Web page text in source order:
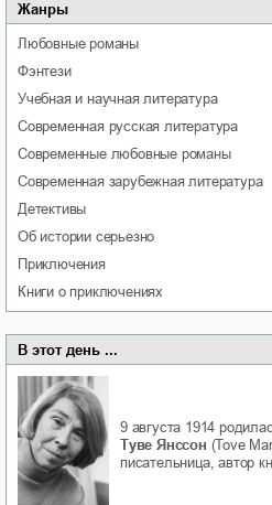
Жанры
любовные романы
фэнтези
учебная и научная литература
современная русская литература
современные любовные романы
современная зарубежная литература
детективы
об истории серьезно
приключения
книги о приключениях
В этот день ...
9 августа 1914
Туве Янссон (Tove
писательница, автор